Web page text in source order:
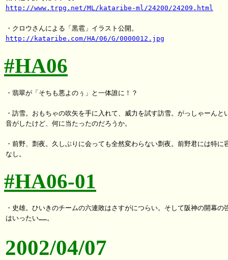
http://www.trpg.net/ML/kataribe-ml/24200/24209.html
http://kataribe.com/HA/06/G/0000012.jpg
#HA06
・翡翠が「そちも悪よのぅ」と一体誰に！？
・訪雪。おもちゃの吹矢を手に入れて、威力を試す訪雪。がっしゃーんと
音がしたけど、何に当たったのだろうか。
・前野、剽夜。久しぶりに会っても全然変わらない剽夜。前野君には特に
#HA06-01
・史雄。ひいきのチームの六連敗はさすがにつらい。そして阪神の開幕の
2002/04/07